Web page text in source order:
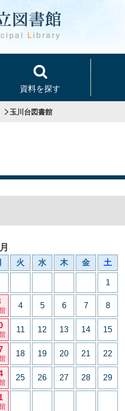
資料を探す
玉川台図書館
火 水 木 金 土
1
4 5 6 7 8
11 12 13 14 15
18 19 20 21 22
25 26 27 28 29